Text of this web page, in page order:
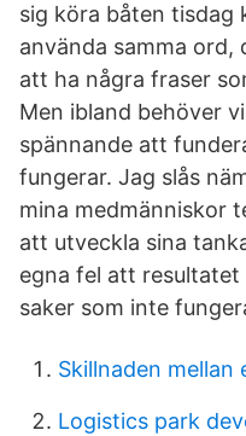
sig köra båten
använda samma
att ha några fraser
Men ibland behöver
spännande att
fungerar. Jag slås
mina medmänniskor
att utveckla sina
egna fel att
saker som inte
Skillnaden
Logistics park